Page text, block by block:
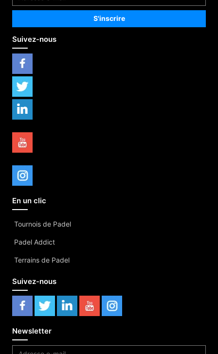
Suivez-nous
En un clic
Tournois de Padel
Padel Addict
Terrains de Padel
Suivez-nous
Newsletter